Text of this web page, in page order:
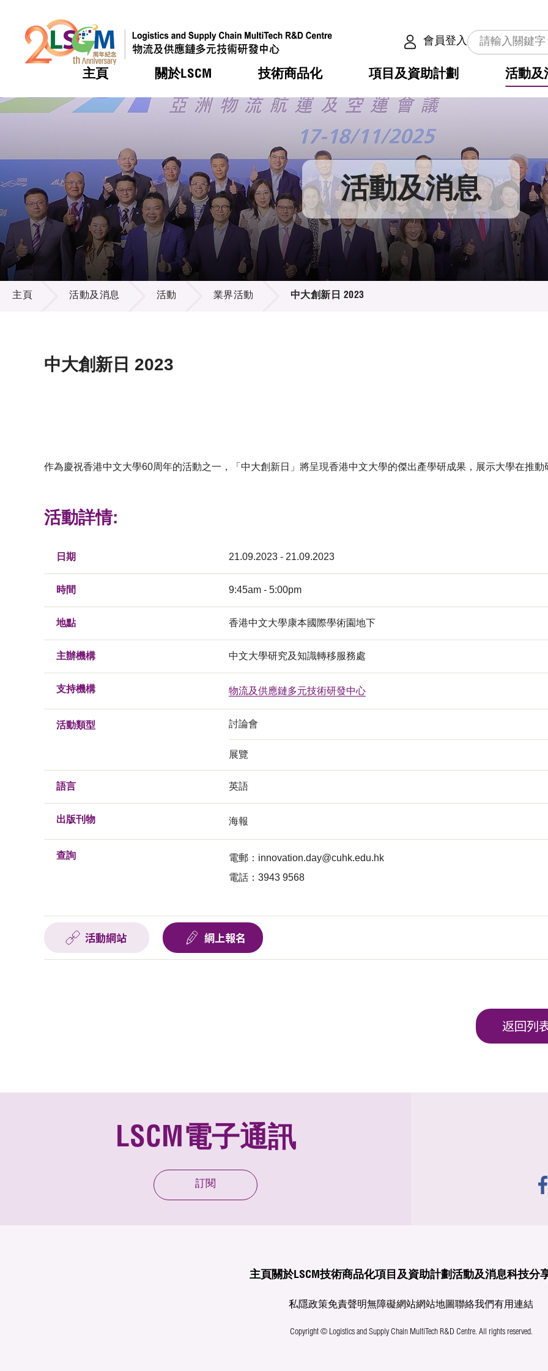
會員登入
主頁 關於LSCM
熱門 機構簡介
組織架構
組織架構
董事局
研究顧問
招標通告
技術商品化
熱門 服務
可獲授權之技術
應用於公共服務之創新技術
重點項目
項目及資助計劃
熱門 合作計劃
資助計劃
資助計劃
稅務優惠
申請
評審
徵求研發項目計劃書
項目資料庫
活動及
熱門 活動
獎項
新聞中心
媒體報導
新聞稿
資訊中心
多媒體
出版刊物
熱門 會籍及服務
會員列表
會員登入 活動及消息
活動及消息
主頁 活動及消息 活動 業界活動 中大創新日 2023
中大創新日 2023
作為慶祝香港中文大學60周年的活動之一，「中大創新日」將呈現香港中文大學的傑出產學研成果，展示大學在推動
活動詳情:
日期 21.09.2023 - 21.09.2023
時間 9:45am - 5:00pm
地點 香港中文大學康本國際學術園地下
主辦機構 中文大學研究及知識轉移服務處
支持機構 物流及供應鏈多元技術研發中心
活動類型 討論會
展覽
語言 英語
出版刊物 海報
查詢 電郵： innovation.day@cuhk.edu.hk
電話：3943 9568
活動網站 網上報名
返回列
LSCM電子通訊
訂閱
主頁關於LSCM技術商品化項目及資助計劃活動及消息科技分
私隱政策免責聲明無障礙網站網站地圖聯絡我們有用連結
Copyright © Logistics and Supply Chain MultiTech R&D Centre. All rights reserved.